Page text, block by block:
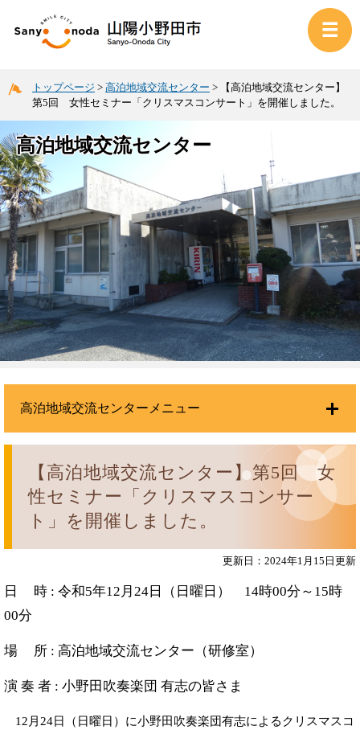
トップページ > 高泊地域交流センター >
【高泊地域交流センター】
第5回 女性セミナー「クリスマスコンサート」を開催しました。
高泊地域交流センター
【高泊地域交流センター】第5回 女
性セミナー「クリスマスコンサー
ト」を開催しました。
更新日：2024年1月15日更新
日 時 : 令和5年12月24日（日曜日） 14時00分～15時
00分
場 所 : 高泊地域交流センター（研修室）
演 奏 者 : 小野田吹奏楽団 有志の皆さま
12月24日（日曜日）に小野田吹奏楽団有志によるクリスマスコ
高泊地域交流センターメニュー